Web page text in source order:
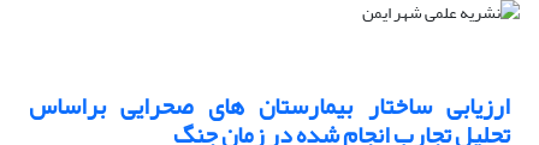
ارزیابی ساختار بیمارستان های صحرایی براساس
تحلیل تجارب انجام شده در زمان جنگ